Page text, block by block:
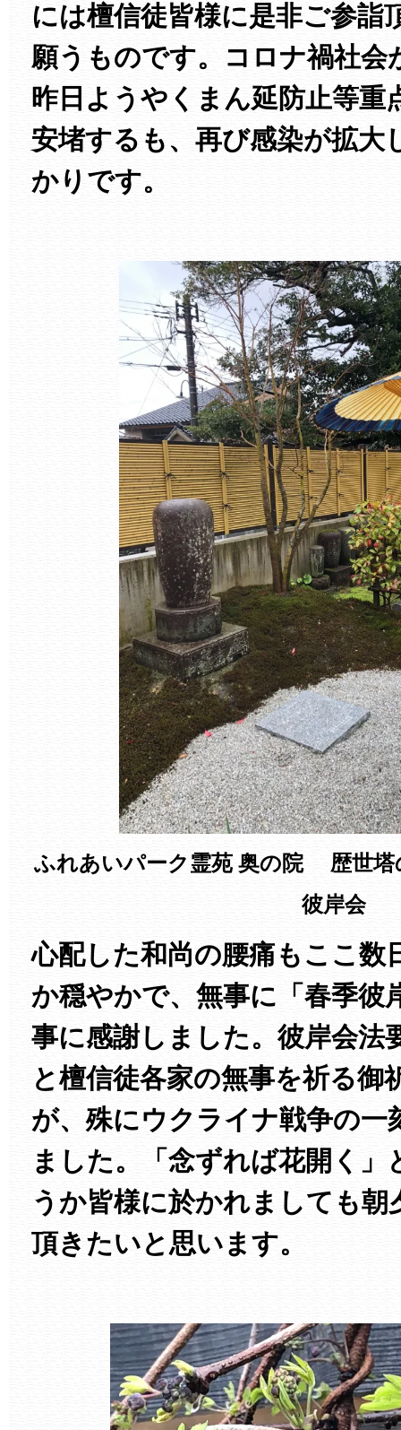
には檀信徒皆様に是非ご参詣
願うものです。コロナ禍社会
昨日ようやくまん延防止等重
安堵するも、再び感染が拡大
かりです。
ふれあいパーク霊苑 奥の院 歴世
彼岸会
心配した和尚の腰痛もここ数
か穏やかで、無事に「春季彼
事に感謝しました。彼岸会法
と檀信徒各家の無事を祈る御
が、殊にウクライナ戦争の一
ました。「念ずれば花開く」
うか皆様に於かれましても朝
頂きたいと思います。